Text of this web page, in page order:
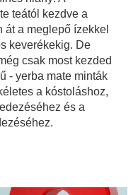
- yerba mate minták
a kóstoláshoz,
és a